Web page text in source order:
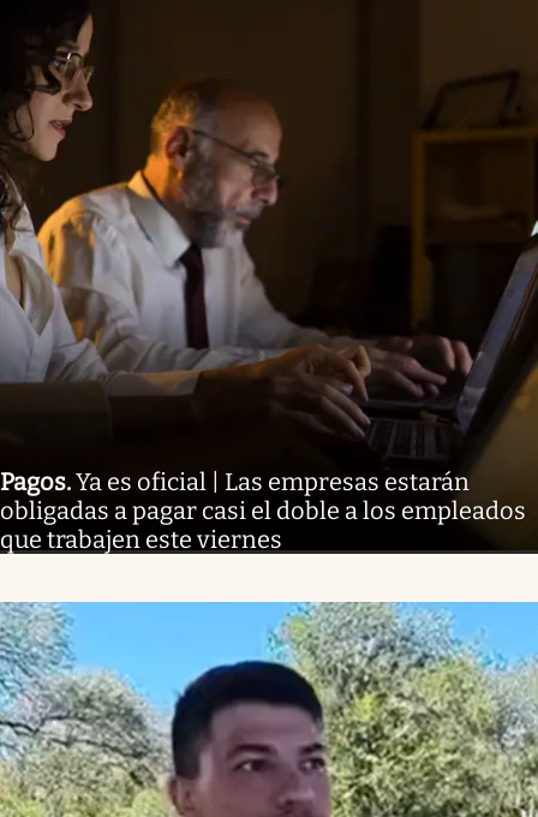
Pagos.Ya es oficial | Las empresas estarán
obligadas a pagar casi el doble a los empleados
que trabajen este viernes